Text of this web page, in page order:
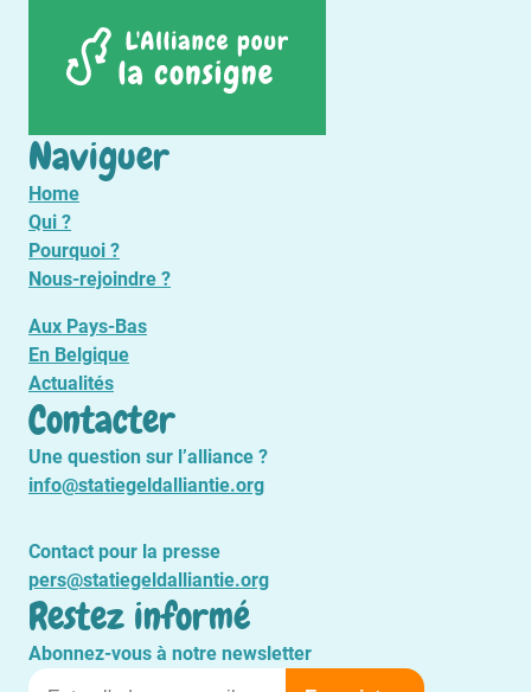
Naviguer
Home
Qui ?
Pourquoi ?
Nous-rejoindre ?
Aux Pays-Bas
En Belgique
Actualités
Contacter
Une question sur l’alliance ?
info@statiegeldalliantie.org
Contact pour la presse
pers@statiegeldalliantie.org
Restez informé
Abonnez-vous à notre newsletter